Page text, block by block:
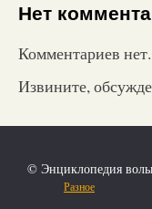
Нет
Комментариев нет.
Извините,
© Энциклопедия
Разное